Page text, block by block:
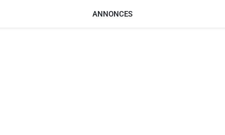
ANNONCES